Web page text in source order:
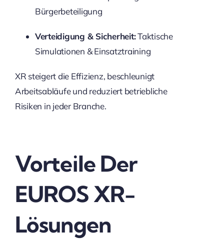
Bürgerbeteiligung
Verteidigung & Sicherheit:Taktische
Simulationen & Einsatztraining
XR steigert die Effizienz, beschleunigt
Arbeitsabläufe und reduziert betriebliche
Risiken in jeder Branche.
Vorteile Der
EUROS XR-
Lösungen